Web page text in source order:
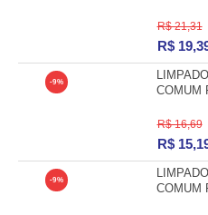
R$ 21,31
R$
-9%
COMUM
R$ 16,69
R$
-9%
COMUM